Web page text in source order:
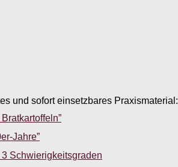
und sofort einsetzbares Praxismaterial:
Jahre”
Schwierigkeitsgraden